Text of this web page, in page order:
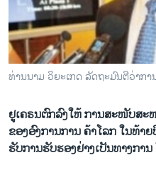
ຊຸມຊົນຊາວລາວ
ວິທະຍາສາດ-ເທັກໂນໂລຈີ
ທຸລະກິດ
ວີດີໂອ
ສຽງ
ທ່ານນາມ ວິຍະເກດ ລັດຖະມົນຕີວ່າກ
ຢູເຄຣນຕົກລົງໃຫ້ ການສະໜັບສະ
ຂອງອົງການການ ຄ້າໂລກ ໃນທ້າ
ຮັບການຮັບຮອງຢ່າງເປັນທາງກາ